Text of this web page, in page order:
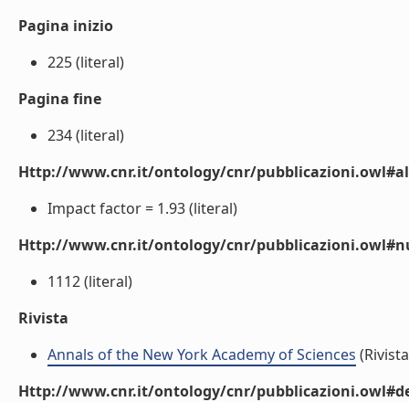
Pagina inizio
225 (literal)
Pagina fine
234 (literal)
Http://www.cnr.it/ontology/cnr/
Impact factor = 1.93 (literal)
Http://www.cnr.it/ontology/cnr/
1112 (literal)
Rivista
Annals of the New York Academy of Sciences
Http://www.cnr.it/ontology/cnr/